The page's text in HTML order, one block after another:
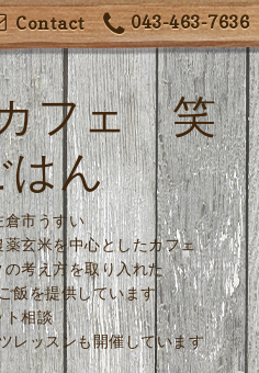
043-463-7636
Contact
フェ 笑
はん
倉市うすい
玄米を中心としたカフェ
考え方を取り入れた
飯を提供しています
ト相談
レッスンも開催しています